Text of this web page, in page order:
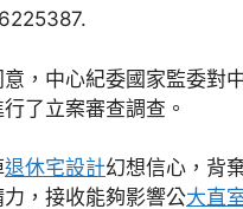
，中心紀委國家監委對
了立案審查調查。
退休宅設計幻想信心，背
，接收能夠影響公大直